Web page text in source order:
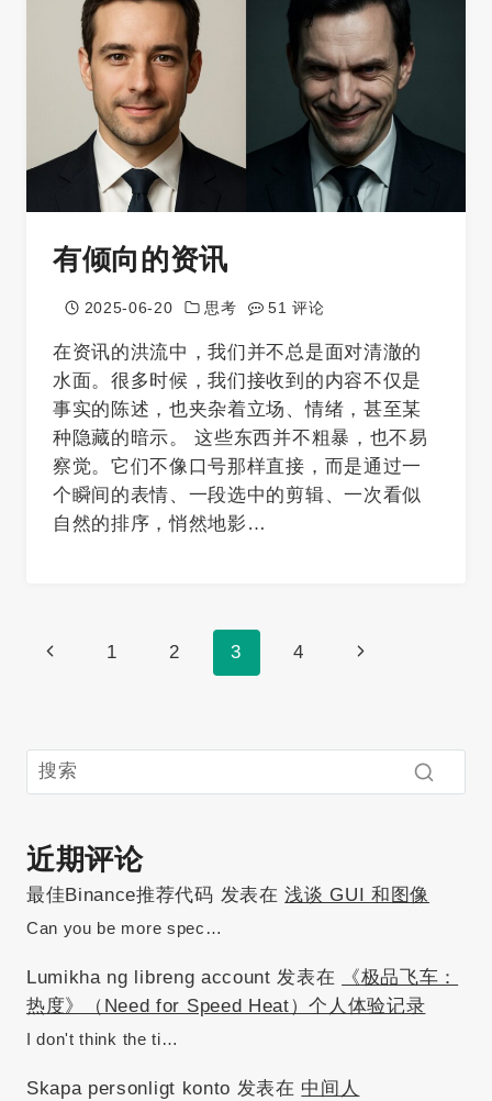
有倾向的资讯
2025-06-20 思考 51 评论
在资讯的洪流中，我们并不总是面对清澈的
水面。很多时候，我们接收到的内容不仅是
事实的陈述，也夹杂着立场、情绪，甚至某
种隐藏的暗示。 这些东西并不粗暴，也不易
察觉。它们不像口号那样直接，而是通过一
个瞬间的表情、一段选中的剪辑、一次看似
自然的排序，悄然地影…
页
航
上
1 2 3 4
下
近期评论
最佳Binance推荐代码 发表在浅谈 GUI 和图像
Can you be more spec…
Lumikha ng libreng account 发表在
《极品飞车：
热度》（Need for Speed Heat）个人体验记录
I don't think the ti…
Skapa personligt konto 发表在 中间人